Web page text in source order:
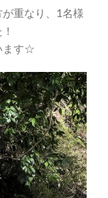
重なり、1名様
ます☆